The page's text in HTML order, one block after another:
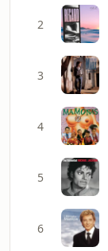
2
3
4
5
6